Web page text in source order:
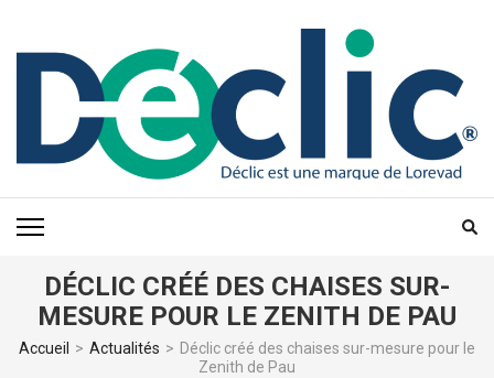
DÉCLIC CRÉÉ DES CHAISES SUR-
MESURE POUR LE ZENITH DE PAU
Accueil > Actualités > Déclic créé des chaises sur-mesure pour le
Zenith de Pau